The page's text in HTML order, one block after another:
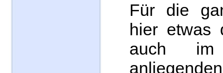
Für die
hier etwas
auch
anliegenden